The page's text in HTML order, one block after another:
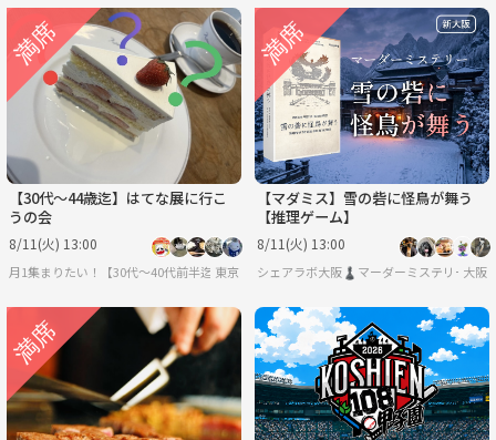
【30代〜44歳迄】はてな展に行こ
うの会
8/11(火) 13:00
月1集まりたい！【30代〜40代前半迄】東京
【マダミス】雪の砦に怪鳥が舞う
【推理ゲーム】
8/11(火) 13:00
シェアラボ大阪♟️マーダーミステリー/ボ
大阪